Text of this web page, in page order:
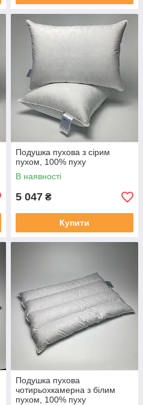
Подушка пухова з сірим
пухом, 100% пуху
В наявності
5 047 ₴
Купити
Подушка пухова
чотирьохкамерна з білим
пухом, 100% пуху